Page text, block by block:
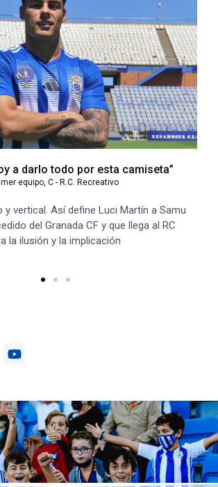
a darlo todo por esta camiseta”
equipo, C - R.C. Recreativo
vertical. Así define Luci Martín a Samu
del Granada CF y que llega al RC
la ilusión y la implicación